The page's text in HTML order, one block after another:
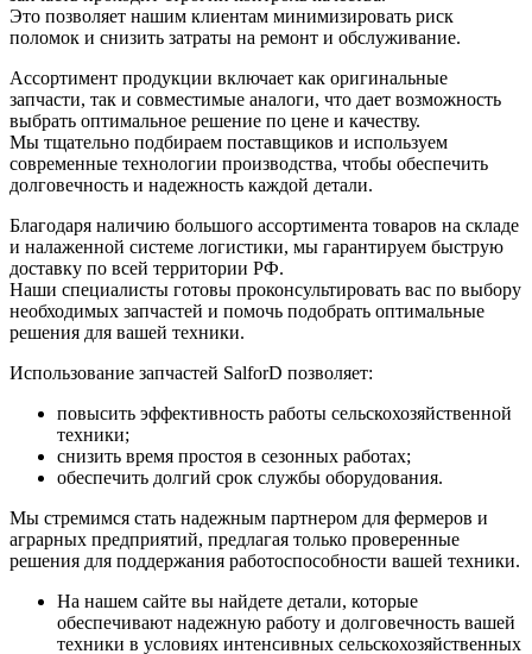
Это позволяет нашим клиентам минимизировать риск
поломок и снизить затраты на ремонт и обслуживание.
Ассортимент продукции включает как оригинальные
запчасти, так и совместимые аналоги, что дает возможность
выбрать оптимальное решение по цене и качеству.
Мы тщательно подбираем поставщиков и используем
современные технологии производства, чтобы обеспечить
долговечность и надежность каждой детали.
Благодаря наличию большого ассортимента товаров на складе
и налаженной системе логистики, мы гарантируем быструю
доставку по всей территории РФ.
Наши специалисты готовы проконсультировать вас по выбору
необходимых запчастей и помочь подобрать оптимальные
решения для вашей техники.
Использование запчастей SalforD позволяет:
повысить эффективность работы сельскохозяйственной
техники;
снизить время простоя в сезонных работах;
обеспечить долгий срок службы оборудования.
Мы стремимся стать надежным партнером для фермеров и
аграрных предприятий, предлагая только проверенные
решения для поддержания работоспособности вашей техники.
На нашем сайте вы найдете детали, которые
обеспечивают надежную работу и долговечность вашей
техники в условиях интенсивных сельскохозяйственных